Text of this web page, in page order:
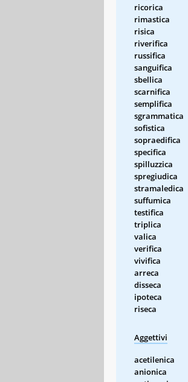
ricorica
rimastica
risica
riverifica
russifica
sanguifica
sbellica
scarnifica
semplifica
sgrammatica
sofistica
sopraedifica
specifica
spilluzzica
spregiudica
stramaledica
suffumica
testifica
triplica
valica
verifica
vivifica
arreca
disseca
ipoteca
riseca
Aggettivi
acetilenica
anionica